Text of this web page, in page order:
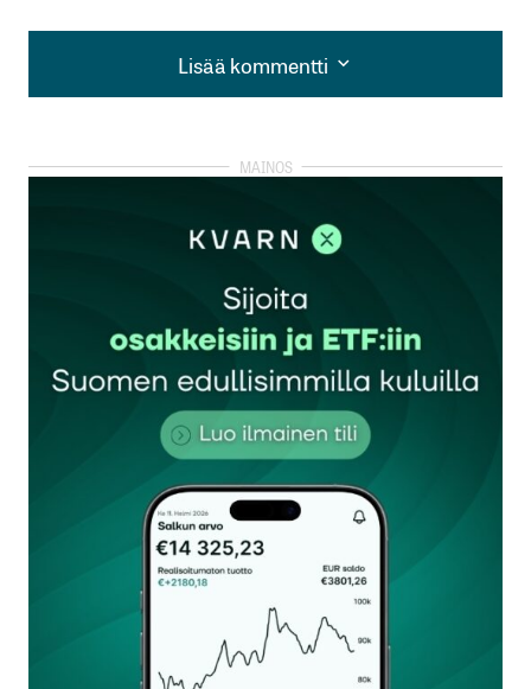
Lisää kommentti
Lisää kommentti
kirjautua
rekisteröityä
Sähköpostiosoitettasi ei julkaista.Pakolliset
kentät on merkitty*
Kommentti*
Nimesi tai nimimerkkisi